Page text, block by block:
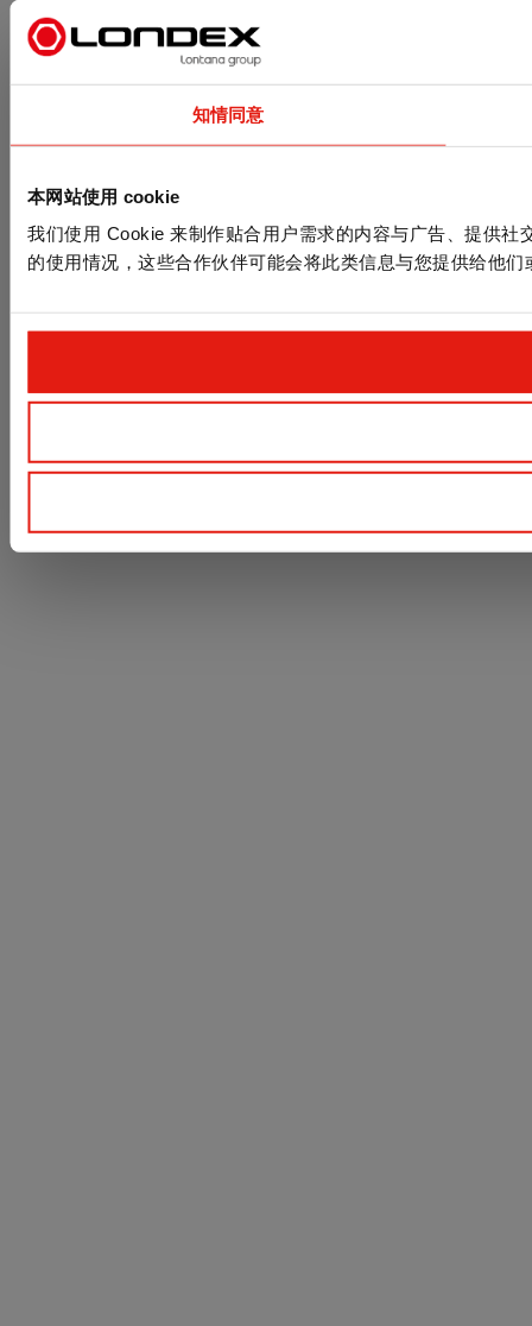
知情同意
本网站使用 cookie
我们使用 Cookie 来制作贴合用户需求的内容与广告、提供
的使用情况，这些合作伙伴可能会将此类信息与您提供给他